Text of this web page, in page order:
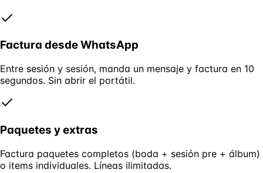
Factura desde WhatsApp
Entre sesión y sesión, manda un mensaje y factura en 10
segundos. Sin abrir el portátil.
Paquetes y extras
Factura paquetes completos (boda + sesión pre + álbum)
o items individuales. Líneas ilimitadas.